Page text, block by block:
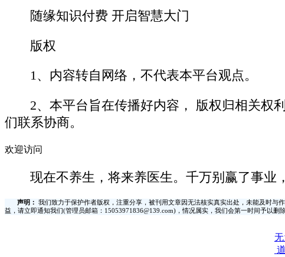
随缘知识付费 开启智慧大门
版权
1、内容转自网络，不代表本平台观点。
2、本平台旨在传播好内容， 版权归相关权
们联系协商。
欢迎访问
现在不养生，将来养医生。千万别赢了事业
声明：
我们致力于保护作者版权，注重分享，被刊用文章因无法核实真实出处，未能及时
益，请立即通知我们(管理员邮箱：15053971836@139.com)，情况属实，我们会第一时间予以删